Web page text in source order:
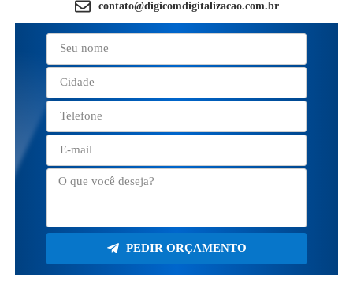
contato@digicomdigitalizacao.com.br
PEDIR ORÇAMENTO